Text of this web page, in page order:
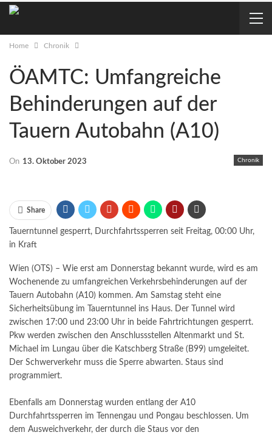
Home Chronik
ÖAMTC: Umfangreiche
Behinderungen auf der
Tauern Autobahn (A10)
Chronik
On 13. Oktober 2023
Share
Tauerntunnel gesperrt, Durchfahrtssperren seit Freitag, 00:00 Uhr,
in Kraft
Wien (OTS) – Wie erst am Donnerstag bekannt wurde, wird es am
Wochenende zu umfangreichen Verkehrsbehinderungen auf der
Tauern Autobahn (A10) kommen. Am Samstag steht eine
Sicherheitsübung im Tauerntunnel ins Haus. Der Tunnel wird
zwischen 17:00 und 23:00 Uhr in beide Fahrtrichtungen gesperrt.
Pkw werden zwischen den Anschlussstellen Altenmarkt und St.
Michael im Lungau über die Katschberg Straße (B99) umgeleitet.
Der Schwerverkehr muss die Sperre abwarten. Staus sind
programmiert.
Ebenfalls am Donnerstag wurden entlang der A10
Durchfahrtssperren im Tennengau und Pongau beschlossen. Um
dem Ausweichverkehr, der durch die Staus vor den